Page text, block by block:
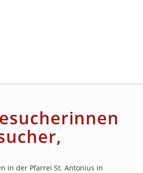
in der Pfarrei St. Antonius in